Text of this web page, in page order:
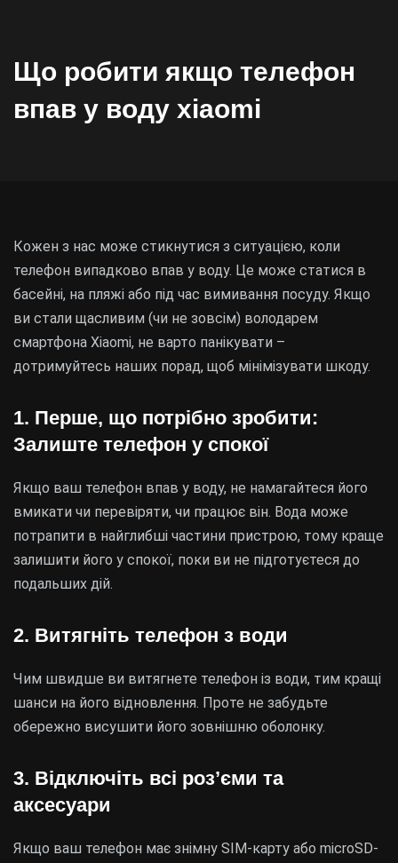
Що робити якщо телефон
впав у воду xiaomi
Кожен з нас може стикнутися з ситуацією, коли
телефон випадково впав у воду. Це може статися в
басейні, на пляжі або під час вимивання посуду. Якщо
ви стали щасливим (чи не зовсім) володарем
смартфона Xiaomi, не варто панікувати –
дотримуйтесь наших порад, щоб мінімізувати шкоду.
1. Перше, що потрібно зробити:
Залиште телефон у спокої
Якщо ваш телефон впав у воду, не намагайтеся його
вмикати чи перевіряти, чи працює він. Вода може
потрапити в найглибші частини пристрою, тому краще
залишити його у спокої, поки ви не підготуєтеся до
подальших дій.
2. Витягніть телефон з води
Чим швидше ви витягнете телефон із води, тим кращі
шанси на його відновлення. Проте не забудьте
обережно висушити його зовнішню оболонку.
3. Відключіть всі роз’єми та
аксесуари
Якщо ваш телефон має знімну SIM-карту або microSD-